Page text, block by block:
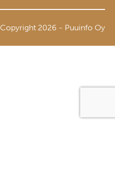
Copyright 2026 - Puuinfo Oy